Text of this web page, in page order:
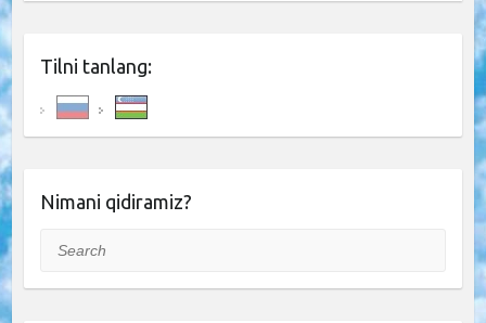
Tilni tanlang:
Nimani qidiramiz?
Search